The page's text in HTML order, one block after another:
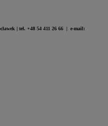
| tel. +48 54 411 26 66 | e-mail: